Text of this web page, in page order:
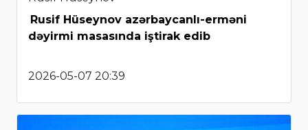
Rusif Hüseynov azərbaycanlı-erməni
dəyirmi masasında iştirak edib
2026-05-07 20:39